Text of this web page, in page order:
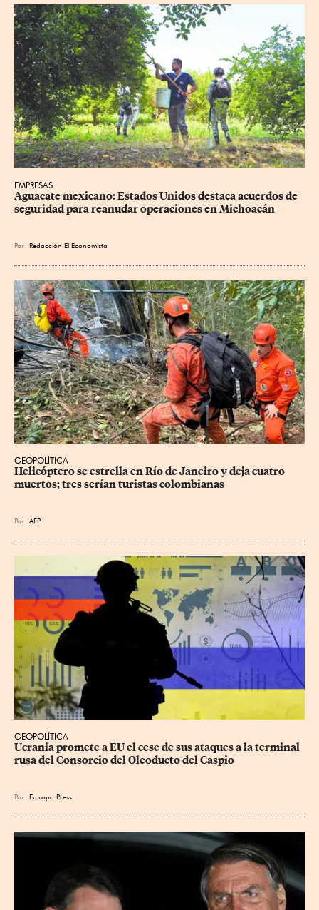
EMPRESAS
Aguacate mexicano: Estados Unidos destaca acuerdos de
seguridad para reanudar operaciones en Michoacán
Por Redacción El Economista
GEOPOLÍTICA
Helicóptero se estrella en Río de Janeiro y deja cuatro
muertos; tres serían turistas colombianas
Por AFP
GEOPOLÍTICA
Ucrania promete a EU el cese de sus ataques a la terminal
rusa del Consorcio del Oleoducto del Caspio
Por Eu ropa Press